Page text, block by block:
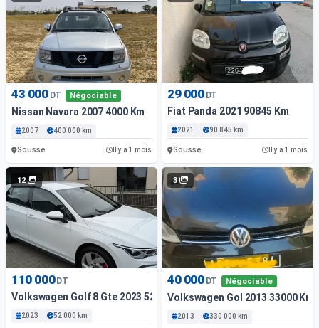
43 000 DT Négociable
Nissan Navara 2007 4000 Km
2007 400 000 km
Sousse Il y a 1 mois
29 000 DT
Fiat Panda 2021 90845 Km
2021 90 845 km
Sousse Il y a 1 mois
12
110 000DT
Volkswagen Golf 8 Gte 2023 52000 Km
2023 52 000 km
3
40 000 DT Négociable
Volkswagen Gol 2013 33000 Km
2013 330 000 km